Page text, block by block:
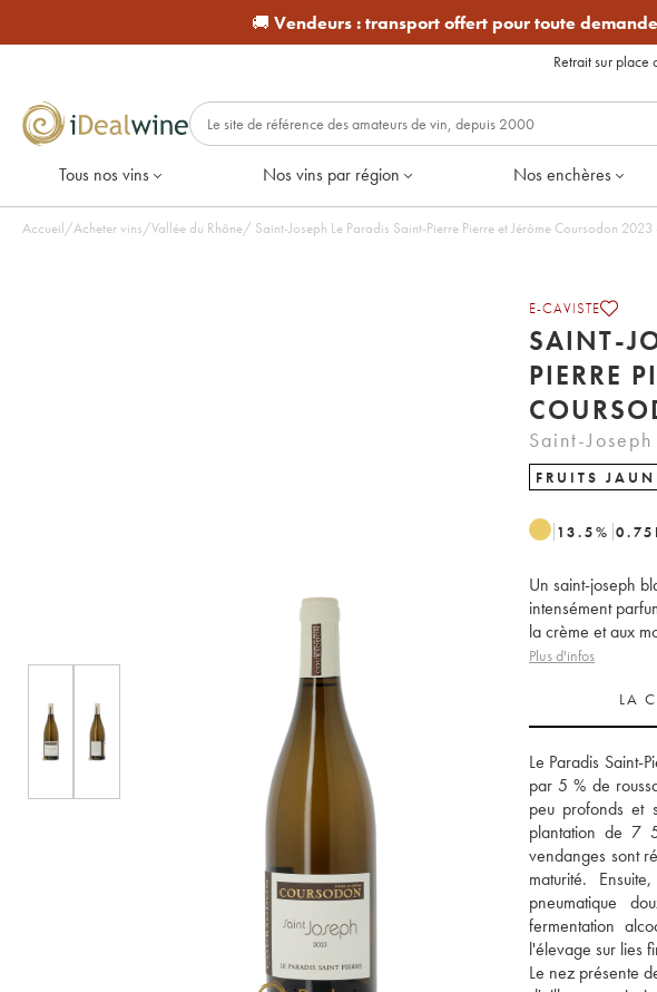
🚚 Vendeurs :transport offert pour toute
Retrait sur place
Tous nos vins Nos vins par région Nos enchères
Accueil/Acheter vins/Vallée du Rhône/ Saint-Joseph Le
E-CAVISTE
SAINT-
PIERRE
Saint-
FRUITS
13.5% 0.75
Un saint-joseph
intensément
la crème et aux
Plus d'infos
LA
Le Paradis Saint-
par 5 % de
peu profonds et
plantation de 7
vendanges sont
maturité.
pneumatique
fermentation
l'élevage sur lies
Le nez présente